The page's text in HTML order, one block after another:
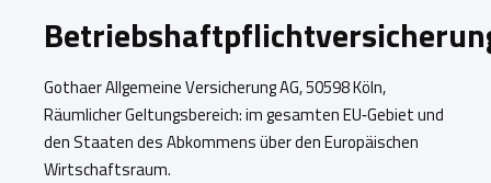
Gothaer Allgemeine Versicherung AG, 50598 Köln,
Räumlicher Geltungsbereich: im gesamten EU‐Gebiet und
den Staaten des Abkommens über den Europäischen
Wirtschaftsraum.